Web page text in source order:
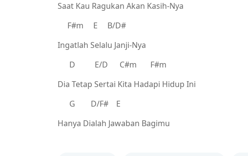
Saat Kau Ragukan Akan Kasih-Nya
F#m E B/D#
Ingatlah Selalu Janji-Nya
D E/D C#m F#m
Dia Tetap Sertai Kita Hadapi Hidup Ini
G D/F# E
Hanya Dialah Jawaban Bagimu